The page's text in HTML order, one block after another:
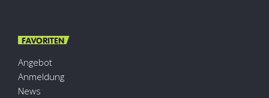
FAVORITEN
Angebot
Anmeldung
News